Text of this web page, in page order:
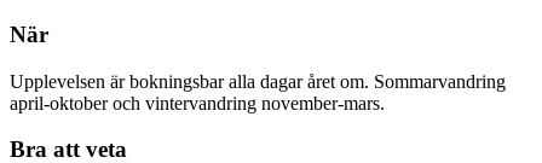
När
Upplevelsen är bokningsbar alla dagar året om. Sommarvandring
april-oktober och vintervandring november-mars.
Bra att veta